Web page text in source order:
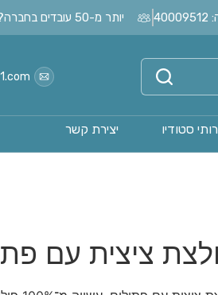
יותר מ-50 עובדים בחברה?
סטודיו יצירת קשר
ציצית עם